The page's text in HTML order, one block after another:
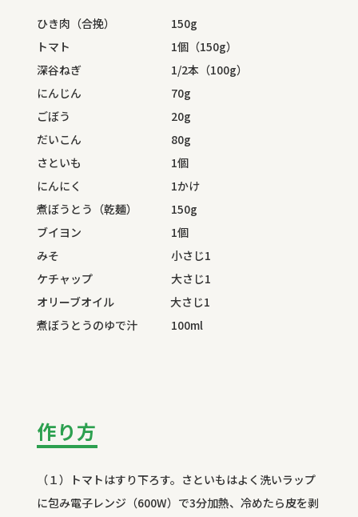
ひき肉（合挽） 150g
トマト 1個（150g）
深谷ねぎ 1/2本（100g）
にんじん 70g
ごぼう 20g
だいこん 80g
さといも 1個
にんにく 1かけ
煮ぼうとう（乾麺） 150g
ブイヨン 1個
みそ 小さじ1
ケチャップ 大さじ1
オリーブオイル 大さじ1
煮ぼうとうのゆで汁 100ml
作り方
（１）トマトはすり下ろす。さといもはよく洗いラップ
に包み電子レンジ（600W）で3分加熱、冷めたら皮を剥